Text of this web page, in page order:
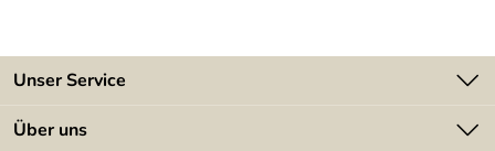
Unser Service
Kontakt
Über uns